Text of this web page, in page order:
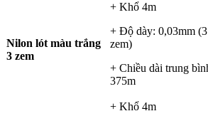
Nilon lót màu trắng
3 zem
+ Khổ 4m
+ Độ dày: 0,03mm (3
zem)
+ Chiều dài trung
375m
+ Khổ 4m